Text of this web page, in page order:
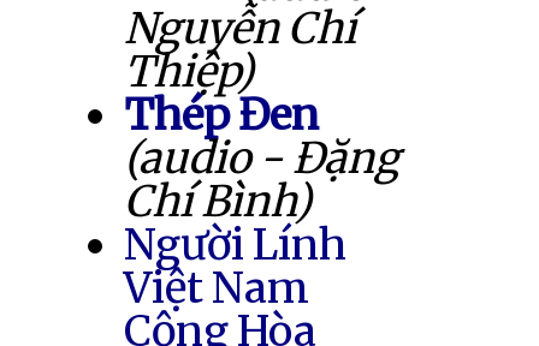
Nguyễn Chí
Thiệp)
Thép Đen
(audio - Đặng
Chí Bình)
Người Lính
Việt Nam
Cộng Hòa